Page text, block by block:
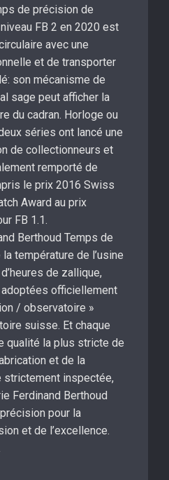
de précision de
FB 2 en 2020 est
avec une
et de transporter
son mécanisme de
sage peut afficher la
du cadran. Horloge ou
séries ont lancé une
de collectionneurs et
remporté de
le prix 2016 Swiss
Award au prix
FB 1.1.
Berthoud Temps de
température de l’usine
de zallique,
officiellement
/ observatoire »
suisse. Et chaque
qualité la plus stricte de
et de la
strictement inspectée,
Ferdinand Berthoud
pour la
et de l’excellence.